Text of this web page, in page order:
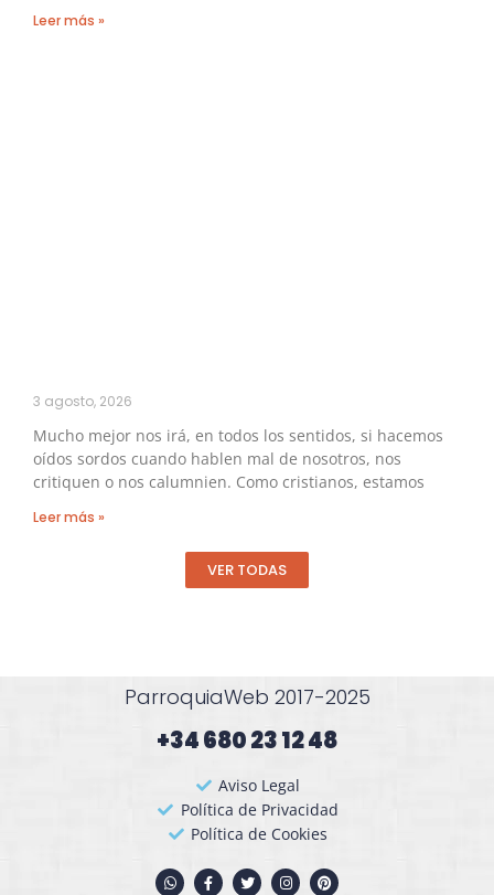
Leer más »
3 agosto, 2026
Mucho mejor nos irá, en todos los sentidos, si hacemos
oídos sordos cuando hablen mal de nosotros, nos
critiquen o nos calumnien. Como cristianos, estamos
Leer más »
VER TODAS
ParroquiaWeb 2017-2025
+34 680 23 12 48​
Aviso Legal
Política de Privacidad
Política de Cookies
W
h
F
a
T
w
I
n
P
i